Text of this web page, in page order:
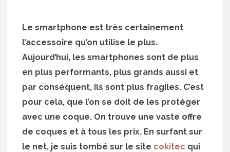
Le smartphone est très certainement
l’accessoire qu’on utilise le plus.
Aujourd’hui, les smartphones sont de plus
en plus performants, plus grands aussi et
par conséquent, ils sont plus fragiles. C’est
pour cela, que l’on se doit de les protéger
avec une coque. On trouve une vaste offre
de coques et à tous les prix. En surfant sur
le net, je suis tombé sur le site cokitec qui